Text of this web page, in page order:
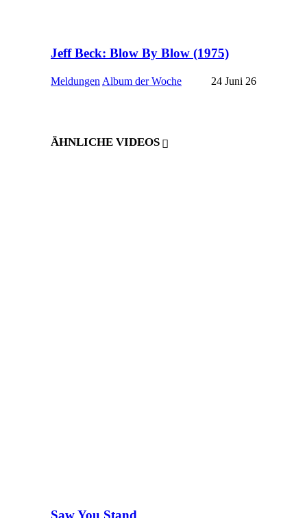
Jeff Beck: Blow By Blow (1975)
Meldungen Album der Woche 24 Juni 26
ÄHNLICHE VIDEOS
Saw You Stand